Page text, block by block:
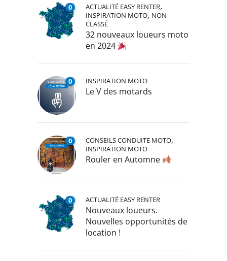
0 ACTUALITÉ EASY RENTER,
INSPIRATION MOTO, NON
CLASSÉ
32 nouveaux loueurs moto
en 2024
0 INSPIRATION MOTO
Le V des motards
0 CONSEILS CONDUITE MOTO,
INSPIRATION MOTO
Rouler en Automne
0 ACTUALITÉ EASY RENTER
Nouveaux loueurs.
Nouvelles opportunités de
location !